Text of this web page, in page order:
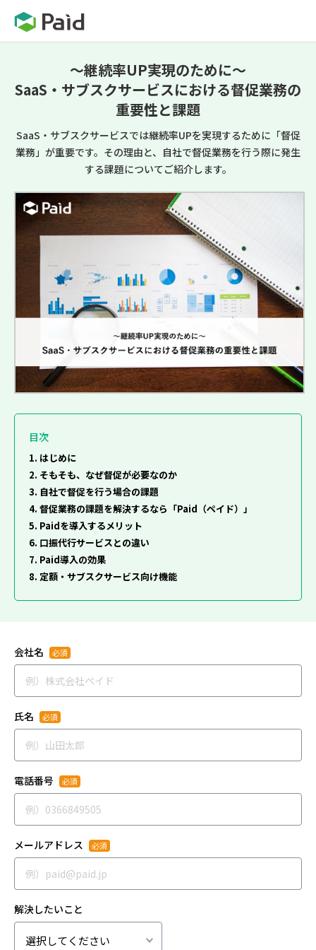
～継続率UP実現のために～
SaaS・サブスクサービスにおける督促業務の
重要性と課題
SaaS・サブスクサービスでは継続率UPを実現するために「督促
業務」が重要です。その理由と、自社で督促業務を行う際に発生
する課題についてご紹介します。
目次
1. はじめに
2. そもそも、なぜ督促が必要なのか
3. 自社で督促を行う場合の課題
4. 督促業務の課題を解決するなら「Paid（ペイド）」
5. Paidを導入するメリット
6. 口振代行サービスとの違い
7. Paid導入の効果
8. 定額・サブスクサービス向け機能
会社名
氏名
電話番号
メールアドレス
解決したいこと